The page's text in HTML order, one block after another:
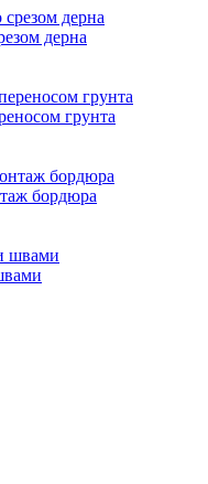
дерна
грунта
бордюра